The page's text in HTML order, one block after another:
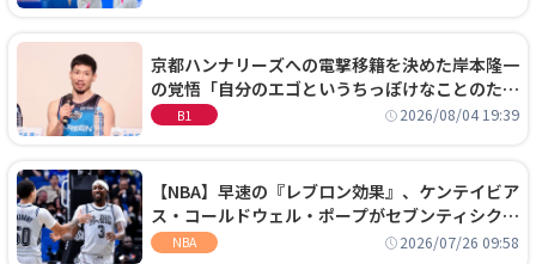
京都ハンナリーズへの電撃移籍を決めた岸本隆一
の覚悟「自分のエゴというちっぽけなことのため
に、京都に来たわけではない」
B1 2026/08/04 19:39
【NBA】早速の『レブロン効果』、ケンテイビア
ス・コールドウェル・ポープがセブンティシクサ
ーズに1年契約で加入
NBA 2026/07/26 09:58